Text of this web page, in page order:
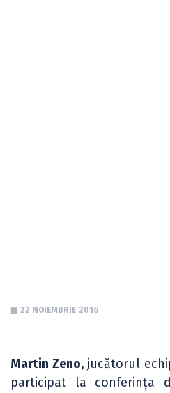
22 NOIEMBRIE 2016
Martin Zeno,jucătorul
participat la conferința